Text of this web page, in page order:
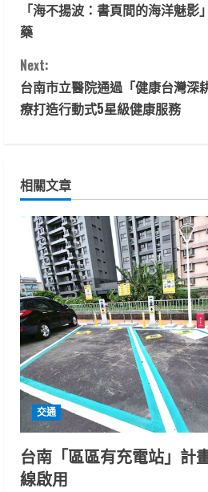
o
n
t
i
u
e
e
a
d
i
n
g
「海不揚波：書頁間的海洋魅
藥
Next:
台南市立醫院通過「健康台灣深
療打造行動式5星級健康服務
相關文章
交通
台南「區區有充電站」計
線啟用